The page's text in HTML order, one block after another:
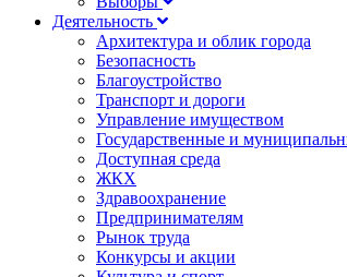
Деятельность
Архитектура и облик города
Безопасность
Благоустройство
Транспорт и дороги
Управление имуществом
Государственные и
Доступная среда
ЖКХ
Здравоохранение
Предпринимателям
Рынок труда
Конкурсы и акции